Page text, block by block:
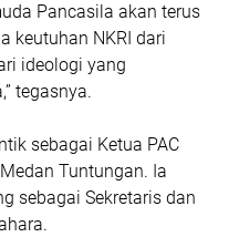
Pancasila akan terus
keutuhan NKRI dari
ideologi yang
tegasnya.
sebagai Ketua PAC
Tuntungan. Ia
sebagai Sekretaris dan